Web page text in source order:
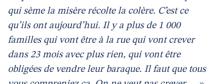
qui sème la misère récolte la colère. C’est ce
qu’ils ont aujourd’hui. Il y a plus de 1 000
familles qui vont être à la rue qui vont crever
dans 23 mois avec plus rien, qui vont être
obligées de vendre leur baraque. Il faut que tous